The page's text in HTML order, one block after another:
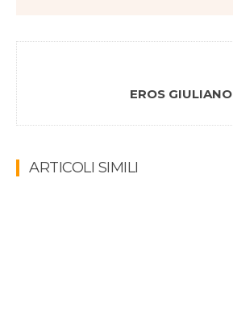
EROS GIULIANO
ARTICOLI SIMILI